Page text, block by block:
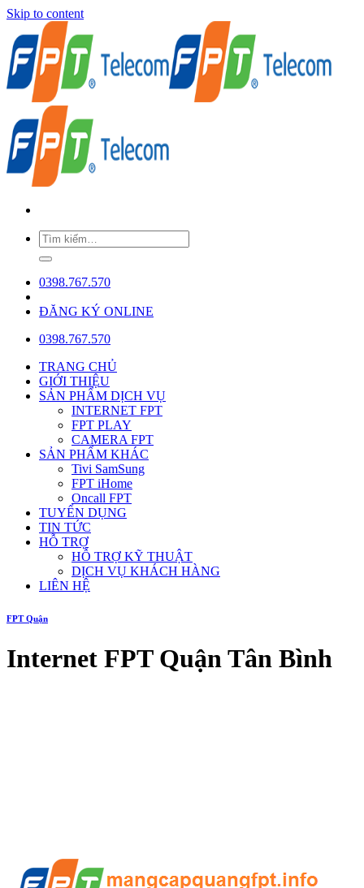
Skip to content
0398.767.570
ĐĂNG KÝ ONLINE
0398.767.570
TRANG CHỦ
GIỚI THIỆU
SẢN PHẨM DỊCH VỤ
INTERNET FPT
FPT PLAY
CAMERA FPT
SẢN PHẨM KHÁC
Tivi SamSung
FPT iHome
Oncall FPT
TUYỂN DỤNG
TIN TỨC
HỖ TRỢ
HỖ TRỢ KỸ THUẬT
DỊCH VỤ KHÁCH HÀNG
LIÊN HỆ
FPT Quận
Internet FPT Quận Tân Bình